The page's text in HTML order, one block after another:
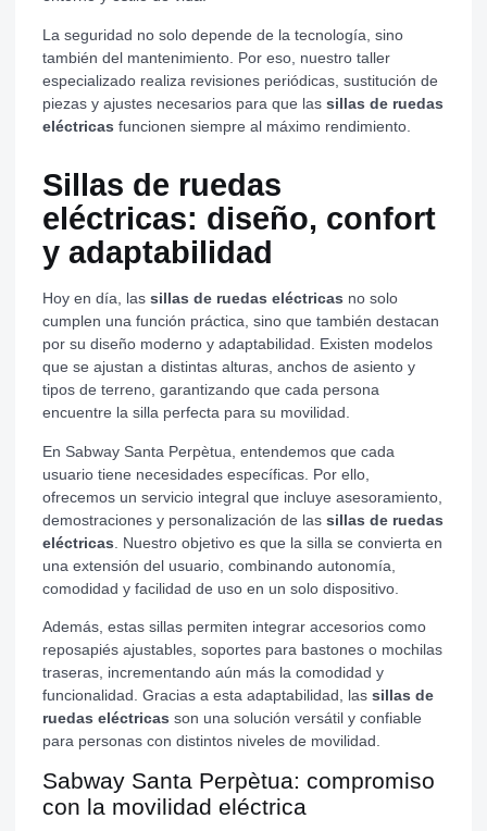
La seguridad no solo depende de la tecnología, sino
también del mantenimiento. Por eso, nuestro taller
especializado realiza revisiones periódicas, sustitución de
piezas y ajustes necesarios para que las sillas de ruedas
eléctricas funcionen siempre al máximo rendimiento.
Sillas de ruedas
eléctricas: diseño, confort
y adaptabilidad
Hoy en día, las sillas de ruedas eléctricas no solo
cumplen una función práctica, sino que también destacan
por su diseño moderno y adaptabilidad. Existen modelos
que se ajustan a distintas alturas, anchos de asiento y
tipos de terreno, garantizando que cada persona
encuentre la silla perfecta para su movilidad.
En Sabway Santa Perpètua, entendemos que cada
usuario tiene necesidades específicas. Por ello,
ofrecemos un servicio integral que incluye asesoramiento,
demostraciones y personalización de las sillas de ruedas
eléctricas . Nuestro objetivo es que la silla se convierta en
una extensión del usuario, combinando autonomía,
comodidad y facilidad de uso en un solo dispositivo.
Además, estas sillas permiten integrar accesorios como
reposapiés ajustables, soportes para bastones o mochilas
traseras, incrementando aún más la comodidad y
funcionalidad. Gracias a esta adaptabilidad, las sillas de
ruedas eléctricas son una solución versátil y confiable
para personas con distintos niveles de movilidad.
Sabway Santa Perpètua: compromiso
con la movilidad eléctrica